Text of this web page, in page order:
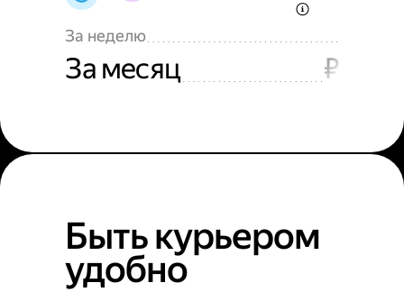
За неделю
За месяц ₽
Быть курьером
удобно